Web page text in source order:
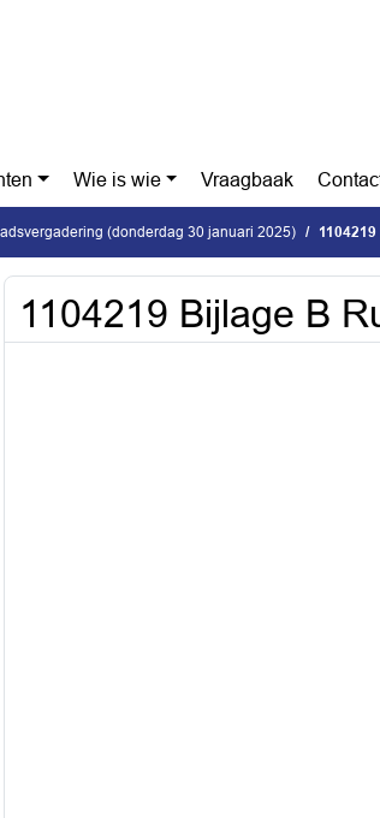
Wie is wie Vraagbaak
(donderdag 30 januari 2025)
1104219 Bijlage B